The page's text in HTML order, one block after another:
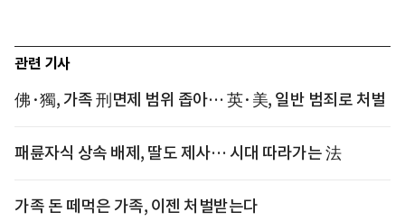
관련 기사
佛·獨, 가족 刑면제 범위 좁아… 英·美, 일반 범죄로 처벌
패륜자식 상속 배제, 딸도 제사… 시대 따라가는 法
가족 돈 떼먹은 가족, 이젠 처벌받는다